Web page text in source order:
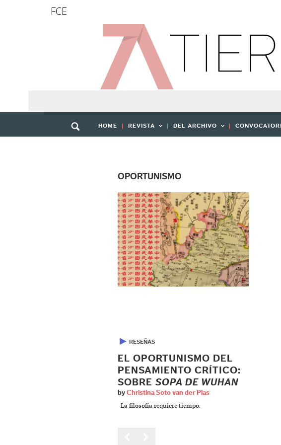
FCE
HOME REVISTA DEL ARCHIVO
OPORTUNISMO
▶ RESEÑAS
EL OPORTUNISMO DEL
PENSAMIENTO CRÍTICO:
SOBRE SOPA DE WUHAN
by Christina Soto van der Plas
La filosofía requiere tiempo.